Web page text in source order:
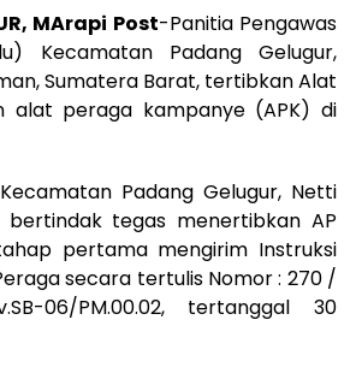
MArapi Post-Panitia Pengawas
Kecamatan Padang Gelugur,
Sumatera Barat, tertibkan Alat
alat peraga kampanye (APK) di
Padang Gelugur, Netti
bertindak tegas menertibkan AP
pertama mengirim Instruksi
secara tertulis Nomor : 270 /
06/PM.00.02, tertanggal 30